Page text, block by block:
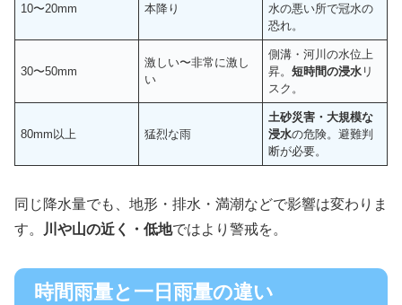
10〜20mm 本降り
水の悪い所で冠水の
恐れ。
30〜50mm
激しい〜非常に激し
い
側溝・河川の水位上
昇。短時間の浸水 リ
スク。
80mm以上 猛烈な雨
土砂災害・大規模な
浸水の危険。避難判
断が必要。
同じ降水量でも、地形・排水・満潮などで影響は変わりま
す。
川や山の近く・低地ではより警戒を。
時間雨量と一日雨量の違い